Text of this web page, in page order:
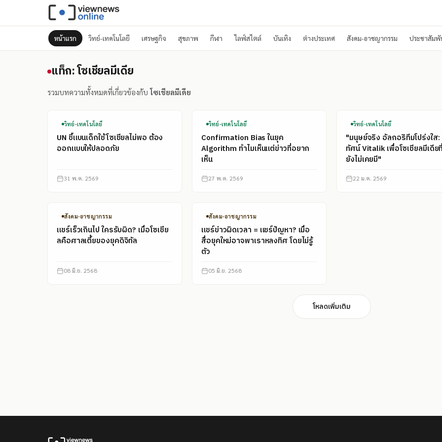
หน้าแรก วิทย์-เทคโนโลยี เศรษฐกิจ สุขภาพ กีฬา ไลฟ์สไตล์ บันเทิง ต่างประเทศ สังคม-อาชญากรรม ประชาสัมพั
แท็ก: โซเชียลมีเดีย
แท็ก: โซเชียลมีเดีย
รวมบทความทั้งหมดที่เกี่ยวข้องกับโซเชียลมีเดีย
วิทย์-เทคโนโลยี
UN ชี้แบนเด็กใช้โซเชียลไม่พอ ต้อง
ออกแบบให้ปลอดภัย
31 พ.ค. 2569
วิทย์-เทคโนโลยี
Confirmation Bias ในยุค
Algorithm ทำไมเห็นแต่ข่าวที่อยาก
เห็น
27 พ.ค. 2569
วิทย์-เทคโนโลยี
"มนุษย์จริง อัลกอริทึมโปร่งใส:
ทัศน์ Vitalik เพื่อโซเชียลมีเดีย
ยังไม่เคยมี"
22 ม.ค. 2569
สังคม-อาชญากรรม
แชร์เร็วเกินไป ใครรับผิด? เมื่อโซเชีย
ลคือศาลเตี้ยของยุคดิจิทัล
08 มิ.ย. 2568
สังคม-อาชญากรรม
แชร์ข่าวผิดเวลา = แชร์ปัญหา? เมื่อ
สื่อยุคใหม่อาจพาเราหลงทิศ โดยไม่รู้
ตัว
05 มิ.ย. 2568
โหลดเพิ่มเติม